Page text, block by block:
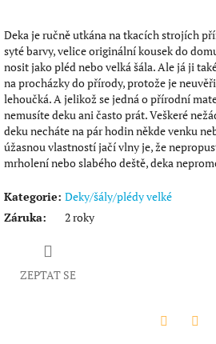
Deka je ručně utkána na tkacích strojích
syté barvy, velice originální kousek do
nosit jako pléd nebo velká šála. Ale já ji
na procházky do přírody, protože je
lehoučká. A jelikož se jedná o přírodní
nemusíte deku ani často prát. Veškeré
deku necháte na pár hodin někde venku
úžasnou vlastností jačí vlny je, že
mrholení nebo slabého deště, deka
Kategorie: Deky/šály/plédy velké
Záruka: 2 roky
ZEPTAT SE